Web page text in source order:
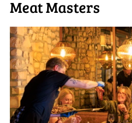
​Meat Masters